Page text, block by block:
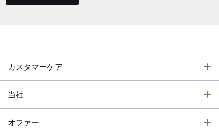
カスタマーケア
当社
オファー